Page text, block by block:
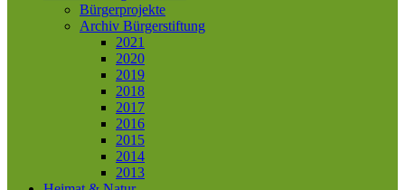
Bürgerprojekte
Archiv Bürgerstiftung
2021
2020
2019
2018
2017
2016
2015
2014
2013